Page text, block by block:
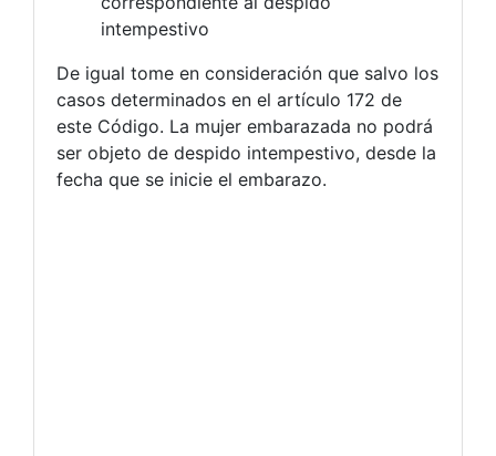
intempestivo
De igual tome en consideración que salvo los
casos determinados en el artículo 172 de
este Código. La mujer embarazada no podrá
ser objeto de despido intempestivo, desde la
fecha que se inicie el embarazo.